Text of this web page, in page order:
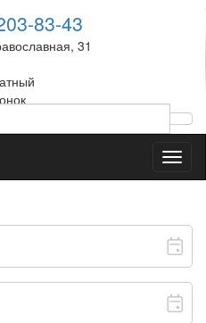
83-43
31